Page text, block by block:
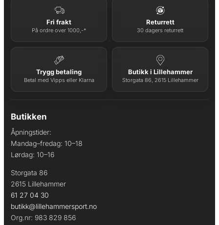
Fri frakt
På ordre over 1000,-*
Returrett
30 dagers returrett
Trygg betaling
Betal med Vipps eller Klarna
Butikk i Lillehammer
Storgata 86, 2615 Lillehammer
Butikken
Åpningstider:
Mandag–fredag: 10–18
Lørdag: 10–16
Storgata 86
2615 Lillehammer
61 27 04 30
butikk@lillehammersport.no
Org.nr: 983 829 856